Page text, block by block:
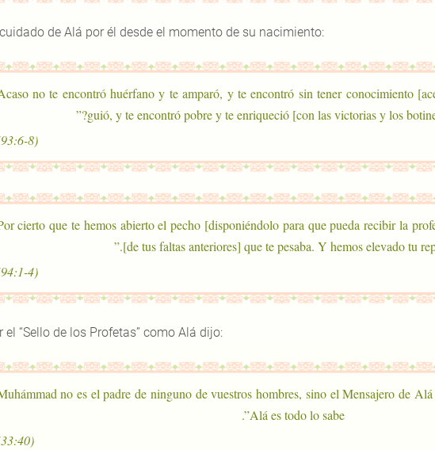
de Alá por él desde el momento de su nacimiento:
no te encontró huérfano y te amparó, y te encontró sin tener conocimiento
guió, y te encontró pobre y te enriqueció [con las victorias y los
(93:6-8)
cierto que te hemos abierto el pecho [disponiéndolo para que pueda recibir la
[de tus faltas anteriores] que te pesaba. Y hemos elevado tu
(94:1-4)
el “Sello de los Profetas” como Alá dijo:
no es el padre de ninguno de vuestros hombres, sino el Mensajero de
Alá es todo lo sabe”.
(33:40)